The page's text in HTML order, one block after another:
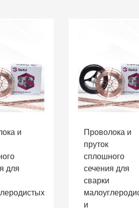
и
для
Проволока и
пруток
сплошного
сечения для
сварки
и